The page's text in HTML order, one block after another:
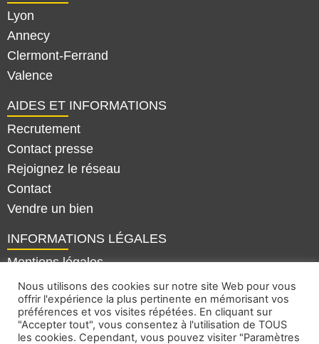
Lyon
Annecy
Clermont-Ferrand
Valence
AIDES ET INFORMATIONS
Recrutement
Contact presse
Rejoignez le réseau
Contact
Vendre un bien
INFORMATIONS LÉGALES
Mentions légales
Politique de confidentialité
Plan du site
Nous utilisons des cookies sur notre site Web pour vous
offrir l'expérience la plus pertinente en mémorisant vos
préférences et vos visites répétées. En cliquant sur
"Accepter tout", vous consentez à l'utilisation de TOUS
les cookies. Cependant, vous pouvez visiter "Paramètres